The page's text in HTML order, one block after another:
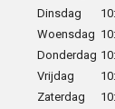
Dinsdag
Woensdag
Donderdag
Vrijdag
Zaterdag